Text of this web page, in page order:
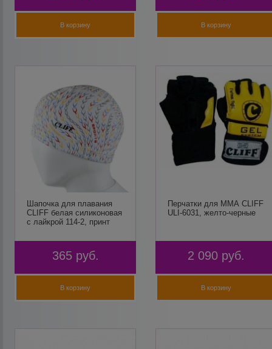
В корзину В корзину
Шапочка для плавания
CLIFF белая силиконовая
с лайкрой 114-2, принт
365 руб.
В корзину
Перчатки для ММА CLIFF
ULI-6031, желто-черные
2 090 руб.
В корзину